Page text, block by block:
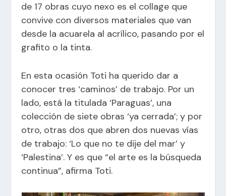
de 17 obras cuyo nexo es el collage que
convive con diversos materiales que van
desde la acuarela al acrílico, pasando por el
grafito o la tinta.
En esta ocasión Toti ha querido dar a
conocer tres ‘caminos’ de trabajo. Por un
lado, está la titulada ‘Paraguas’, una
colección de siete obras ‘ya cerrada’; y por
otro, otras dos que abren dos nuevas vías
de trabajo: ‘Lo que no te dije del mar’ y
‘Palestina’. Y es que “el arte es la búsqueda
continua”, afirma Toti.